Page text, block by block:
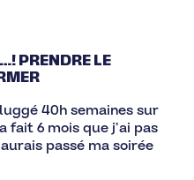
PRENDRE LE
40h semaines sur
fait 6 mois que j’ai pas
passé ma soirée